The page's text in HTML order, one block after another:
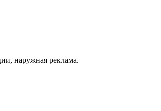
наружная реклама.